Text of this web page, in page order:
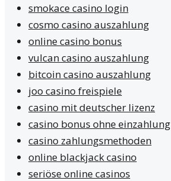
smokace casino login
cosmo casino auszahlung
online casino bonus
vulcan casino auszahlung
bitcoin casino auszahlung
joo casino freispiele
casino mit deutscher lizenz
casino bonus ohne einzahlung
casino zahlungsmethoden
online blackjack casino
seriöse online casinos